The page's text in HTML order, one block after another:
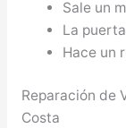
Sale un
La
Hace un
Reparación de
Costa